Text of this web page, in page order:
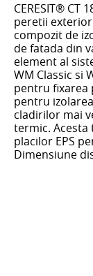
CERESIT® CT
peretii
compozit de
de fatada din
element al
WM Classic si
pentru fixarea
pentru
cladirilor mai
termic. Acesta
placilor EPS
Dimensiune